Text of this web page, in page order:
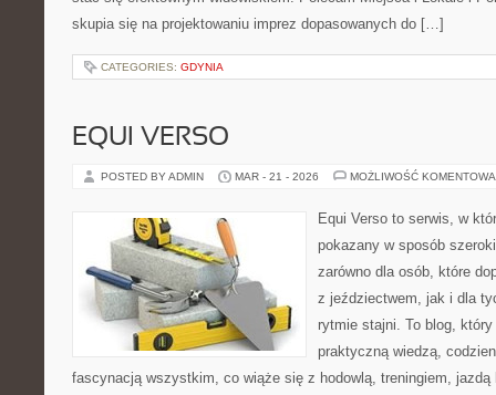
skupia się na projektowaniu imprez dopasowanych do […]
CATEGORIES: GDYNIA
EQUI VERSO
POSTED BY ADMIN MAR - 21 - 2026 MOŻLIWOŚĆ
Equi Verso to serwis, w
pokazany w sposób
zarówno dla osób, które
z jeździectwem, jak i dla
rytmie stajni. To blog,
praktyczną wiedzą,
fascynacją wszystkim, co wiąże się z hodowlą, treningiem, jazdą